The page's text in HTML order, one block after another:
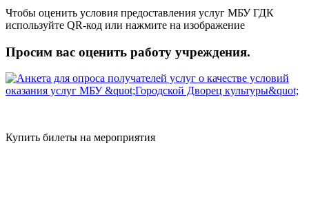
Чтобы оценить условия предоставления услуг МБУ ГДК
используйте QR-код или нажмите на изображение
Просим вас оценить работу учреждения.
Купить билеты на мероприятия